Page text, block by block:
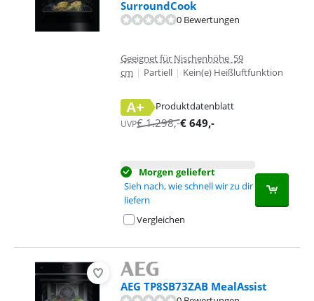
SurroundCook
0 Bewertungen
Geeignet für Nischenhöhe 59
cm | Partiell | Kein(e) Heißluftfunktion
A+
Produktdatenblatt
wird in neuem Tab geöffnetUVP€1.298,-€ 649,-
Morgen geliefert
Sieh nach, wie schnell wir zu dir
liefern
Vergleichen
AEG TP8SB73ZAB MealAssist